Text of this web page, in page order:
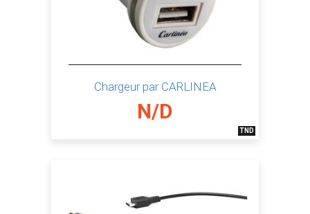
Chargeur par CARLINEA
N/D
TND